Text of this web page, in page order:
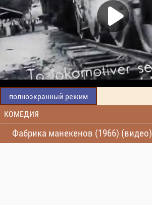
полноэкранный режим
КОМЕДИЯ
Фабрика манекенов (1966) (видео)